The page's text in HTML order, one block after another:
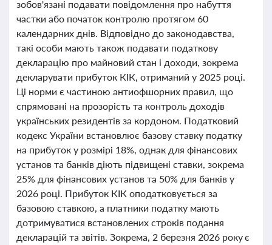
зобов'язані подавати повідомлення про набуття
частки або початок контролю протягом 60
календарних днів. Відповідно до законодавства,
такі особи мають також подавати податкову
декларацію про майновий стан і доходи, зокрема
декларувати прибуток КІК, отриманий у 2025 році.
Ці норми є частиною антиофшорних правил, що
спрямовані на прозорість та контроль доходів
українських резидентів за кордоном. Податковий
кодекс України встановлює базову ставку податку
на прибуток у розмірі 18%, однак для фінансових
установ та банків діють підвищені ставки, зокрема
25% для фінансових установ та 50% для банків у
2026 році. Прибуток КІК оподатковується за
базовою ставкою, а платники податку мають
дотримуватися встановлених строків подання
декларацій та звітів. Зокрема, 2 березня 2026 року є